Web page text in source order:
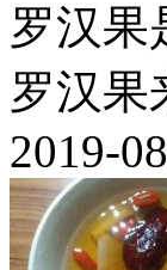
罗汉果
罗汉果
2019-